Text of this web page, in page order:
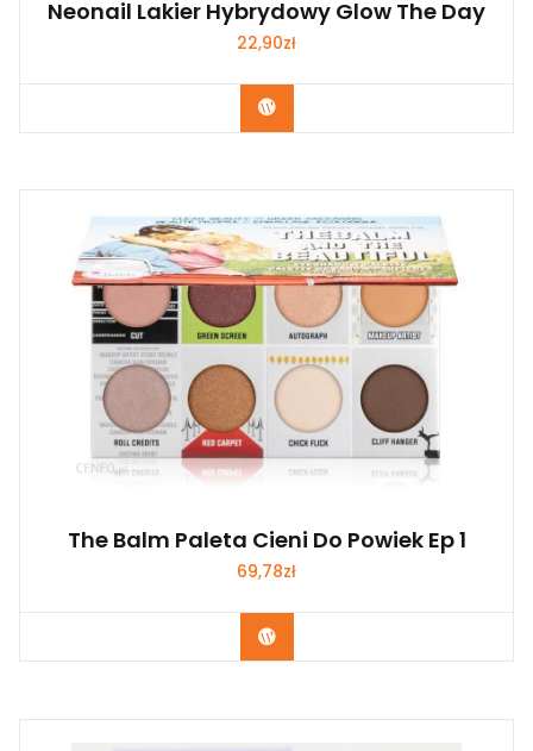
Neonail Lakier Hybrydowy Glow The Day
22,90zł
Zobacz
The Balm Paleta Cieni Do Powiek Ep 1
69,78zł
Zobacz